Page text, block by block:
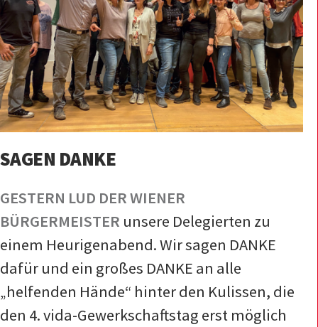
SAGEN DANKE
GESTERN LUD DER WIENER
BÜRGERMEISTER unsere Delegierten zu
einem Heurigenabend. Wir sagen DANKE
dafür und ein großes DANKE an alle
„helfenden Hände“ hinter den Kulissen, die
den 4. vida-Gewerkschaftstag erst möglich